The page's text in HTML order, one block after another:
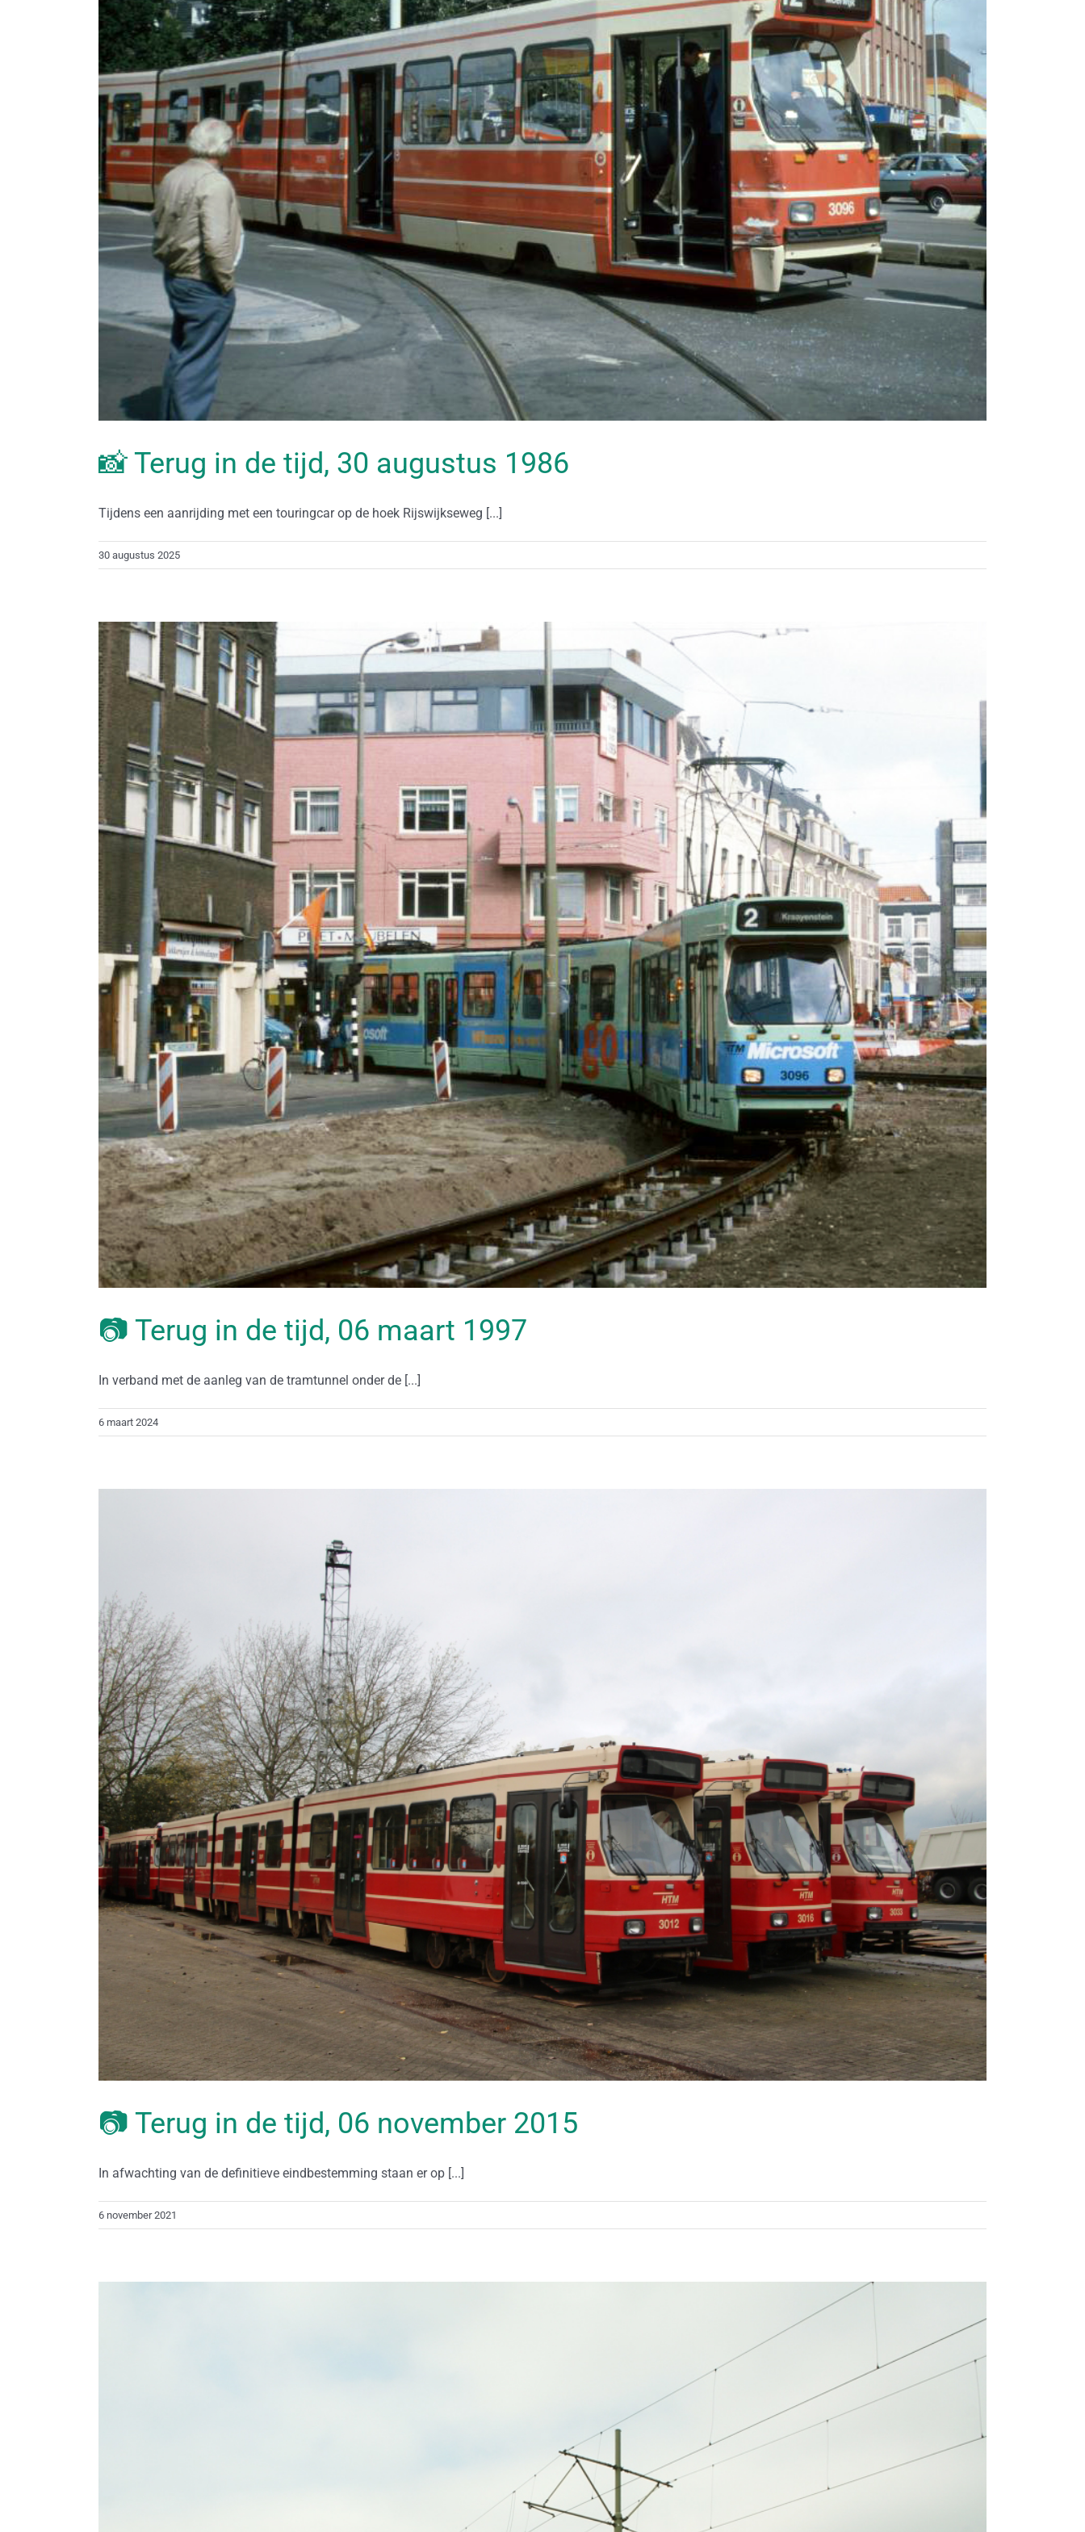
📸 Terug in de tijd, 30 augustus 1986
Tijdens een aanrijding met een touringcar op de hoek Rijswijkseweg [...]
30 augustus 2025
📷 Terug in de tijd, 06 maart 1997
In verband met de aanleg van de tramtunnel onder de [...]
6 maart 2024
📷 Terug in de tijd, 06 november 2015
In afwachting van de definitieve eindbestemming staan er op [...]
6 november 2021